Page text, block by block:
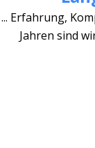
... Erfahrung,
Jahren sind